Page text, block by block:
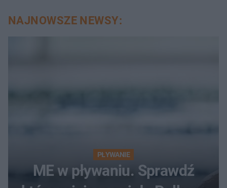
NAJNOWSZE NEWSY:
PŁYWANIE
ME w pływaniu. Sprawdź